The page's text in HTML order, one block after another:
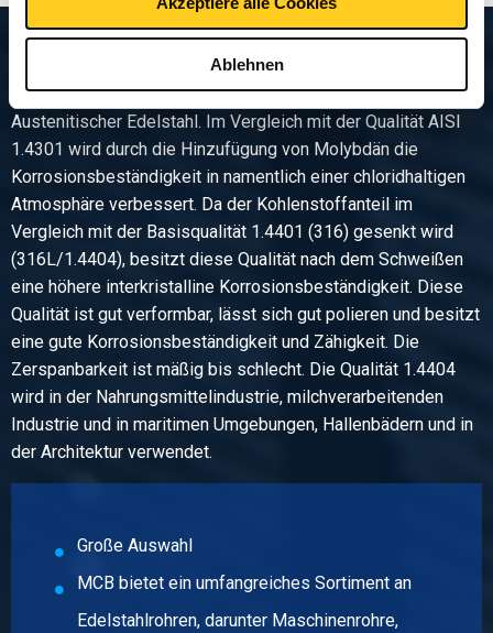
Ablehnen
Produktbeschreibung
Austenitischer Edelstahl. Im Vergleich mit der Qualität AISI
1.4301 wird durch die Hinzufügung von Molybdän die
Korrosionsbeständigkeit in namentlich einer chloridhaltigen
Atmosphäre verbessert. Da der Kohlenstoffanteil im
Vergleich mit der Basisqualität 1.4401 (316) gesenkt wird
(316L/1.4404), besitzt diese Qualität nach dem Schweißen
eine höhere interkristalline Korrosionsbeständigkeit. Diese
Qualität ist gut verformbar, lässt sich gut polieren und besitzt
eine gute Korrosionsbeständigkeit und Zähigkeit. Die
Zerspanbarkeit ist mäßig bis schlecht. Die Qualität 1.4404
wird in der Nahrungsmittelindustrie, milchverarbeitenden
Industrie und in maritimen Umgebungen, Hallenbädern und in
der Architektur verwendet.
Große Auswahl
MCB bietet ein umfangreiches Sortiment an
Edelstahlrohren, darunter Maschinenrohre,